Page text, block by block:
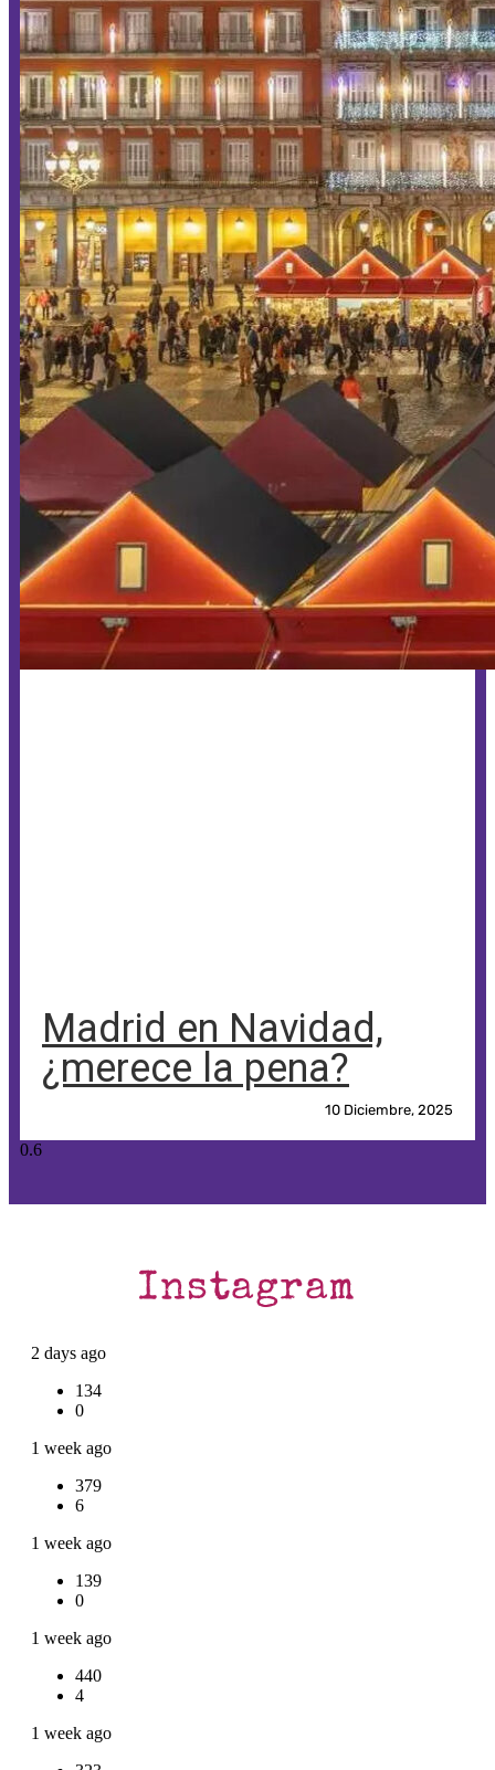
Madrid en Navidad,
¿merece la pena?
10 Diciembre, 2025
Instagram
2 days ago
134
0
1 week ago
379
6
1 week ago
139
0
1 week ago
440
4
1 week ago